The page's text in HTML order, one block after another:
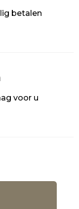
betalen
voor u